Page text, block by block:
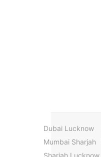
Dubai Lucknow
Mumbai Sharjah
Sharjah Lucknow